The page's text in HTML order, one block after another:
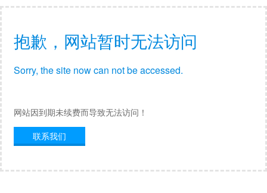
抱歉，网站暂时无法访问
Sorry, the site now can not be accessed.
网站因到期未续费而导致无法访问！
联系我们